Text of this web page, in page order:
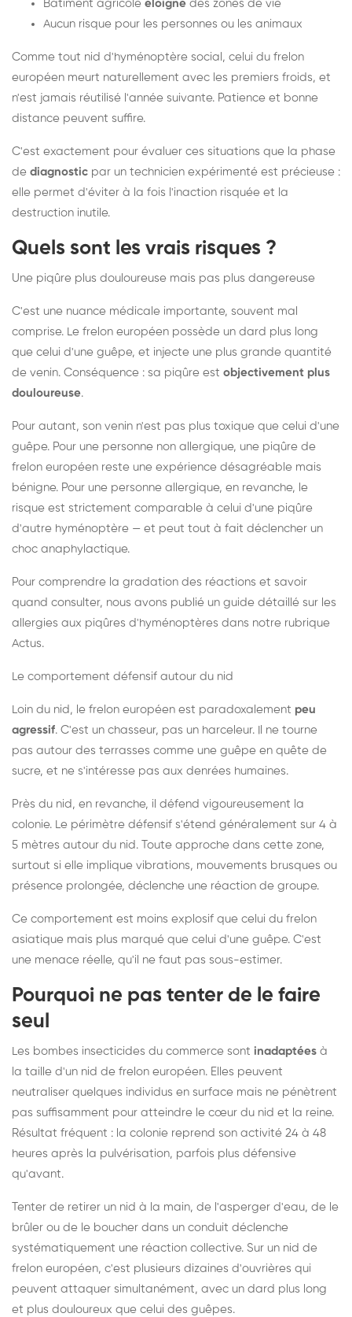
Bâtiment agricole éloigné des zones de vie
Aucun risque pour les personnes ou les animaux
Comme tout nid d'hyménoptère social, celui du frelon
européen meurt naturellement avec les premiers froids, et
n'est jamais réutilisé l'année suivante. Patience et bonne
distance peuvent suffire.
C'est exactement pour évaluer ces situations que la phase
de diagnostic par un technicien expérimenté est précieuse :
elle permet d'éviter à la fois l'inaction risquée et la
destruction inutile.
Quels sont les vrais risques ?
Une piqûre plus douloureuse mais pas plus dangereuse
C'est une nuance médicale importante, souvent mal
comprise. Le frelon européen possède un dard plus long
que celui d'une guêpe, et injecte une plus grande quantité
de venin. Conséquence : sa piqûre est objectivement plus
douloureuse.
Pour autant, son venin n'est pas plus toxique que celui d'une
guêpe. Pour une personne non allergique, une piqûre de
frelon européen reste une expérience désagréable mais
bénigne. Pour une personne allergique, en revanche, le
risque est strictement comparable à celui d'une piqûre
d'autre hyménoptère — et peut tout à fait déclencher un
choc anaphylactique.
Pour comprendre la gradation des réactions et savoir
quand consulter, nous avons publié un guide détaillé sur les
allergies aux piqûres d'hyménoptères dans notre rubrique
Actus.
Le comportement défensif autour du nid
Loin du nid, le frelon européen est paradoxalement peu
agressif. C'est un chasseur, pas un harceleur. Il ne tourne
pas autour des terrasses comme une guêpe en quête de
sucre, et ne s'intéresse pas aux denrées humaines.
Près du nid, en revanche, il défend vigoureusement la
colonie. Le périmètre défensif s'étend généralement sur 4 à
5 mètres autour du nid. Toute approche dans cette zone,
surtout si elle implique vibrations, mouvements brusques ou
présence prolongée, déclenche une réaction de groupe.
Ce comportement est moins explosif que celui du frelon
asiatique mais plus marqué que celui d'une guêpe. C'est
une menace réelle, qu'il ne faut pas sous-estimer.
Pourquoi ne pas tenter de le faire
seul
Les bombes insecticides du commerce sont inadaptées à
la taille d'un nid de frelon européen. Elles peuvent
neutraliser quelques individus en surface mais ne pénètrent
pas suffisamment pour atteindre le cœur du nid et la reine.
Résultat fréquent : la colonie reprend son activité 24 à 48
heures après la pulvérisation, parfois plus défensive
qu'avant.
Tenter de retirer un nid à la main, de l'asperger d'eau, de le
brûler ou de le boucher dans un conduit déclenche
systématiquement une réaction collective. Sur un nid de
frelon européen, c'est plusieurs dizaines d'ouvrières qui
peuvent attaquer simultanément, avec un dard plus long
et plus douloureux que celui des guêpes.